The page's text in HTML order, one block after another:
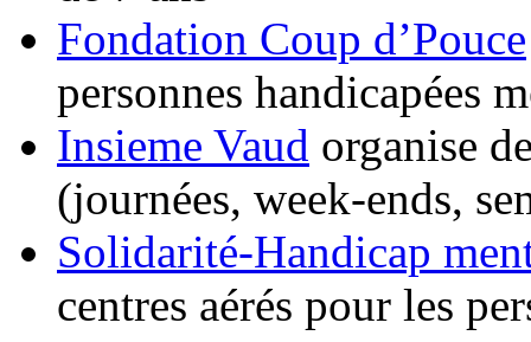
Fondation Coup d’Pouce
personnes handicapées
Insieme Vaud organise
(journées, week-ends,
Solidarité-Handicap
centres aérés pour les